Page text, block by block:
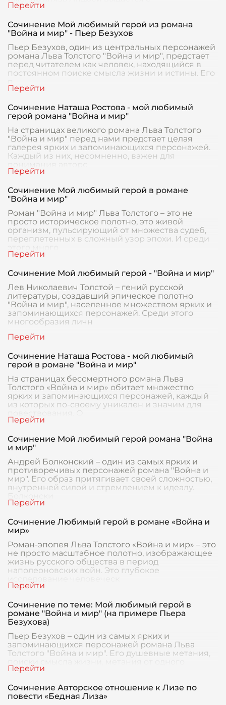
Сочинение Мой любимый герой из романа
"Война и мир" - Пьер Безухов
Пьер Безухов, один из центральных персонажей
романа Льва Толстого "Война и мир", предстает
перед читателем как человек, находящийся в
постоянном поиске смысла жизни и истины. Его
Сочинение Наташа Ростова - мой любимый
герой романа "Война и мир"
На страницах великого романа Льва Толстого
"Война и мир" перед нами предстает целая
галерея ярких и запоминающихся персонажей.
Каждый из них, несомненно, важен для
Сочинение Мой любимый герой в романе
"Война и мир"
Роман "Война и мир" Льва Толстого – это не
просто историческое полотно, это живой
организм, пульсирующий от множества судеб,
переплетенных в сложный узор эпохи. И среди
Сочинение Мой любимый герой - "Война и мир"
Лев Николаевич Толстой – гений русской
литературы, создавший эпическое полотно
"Война и мир", населенное множеством ярких и
запоминающихся персонажей. Среди этого
многообразия личн
Сочинение Наташа Ростова - мой любимый
герой в романе "Война и мир"
На страницах бессмертного романа Льва
Толстого «Война и мир» обитает множество
ярких и запоминающихся персонажей, каждый
из которых по-своему уникален и значим для
повествования. О
Сочинение Мой любимый герой романа "Война
и мир"
Андрей Болконский – один из самых ярких и
противоречивых персонажей романа "Война и
мир". Его образ притягивает своей сложностью,
внутренней силой и стремлением к идеалу.
Болконски
Сочинение Любимый герой в романе «Война и
мир»
Роман-эпопея Льва Толстого «Война и мир» – это
не просто масштабное полотно, изображающее
жизнь русского общества в период
наполеоновских войн. Это глубокое
Сочинение по теме: Мой любимый герой в
романе "Война и мир" (на примере Пьера
Безухова)
Пьер Безухов – один из самых ярких и
запоминающихся персонажей романа Льва
Толстого "Война и мир". Его душевные метания,
увлечения к другому,
Сочинение Авторское отношение к Лизе по
повести «Бедная Лиза»